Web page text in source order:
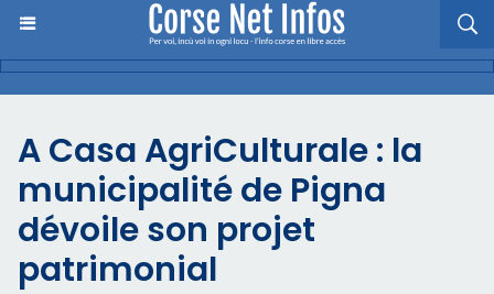
A Casa AgriCulturale : la
municipalité de Pigna
dévoile son projet
patrimonial